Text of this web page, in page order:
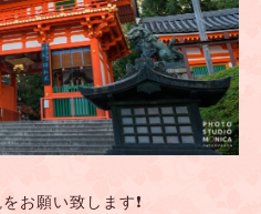
お願い致します❗